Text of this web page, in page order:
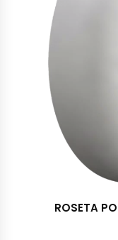
ROSETA